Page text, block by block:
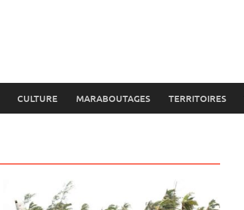
CULTURE MARABOUTAGES TERRITOIRES